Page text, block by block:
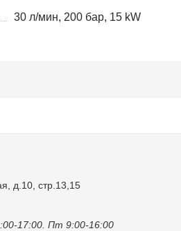
30 л/мин, 200 бар, 15 kW
д.10, стр.13,15
17:00. Пт 9:00-16:00